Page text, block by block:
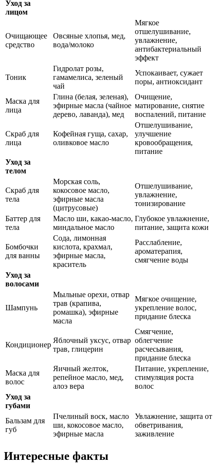
Уход за
лицом
Очищающее
средство
Овсяные хлопья, мед,
вода/молоко
Мягкое
отшелушивание,
увлажнение,
антибактериальный
эффект
Тоник
Гидролат розы,
гамамелиса, зеленый
чай
Успокаивает, сужает
поры, антиоксидант
Маска для
лица
Глина (белая, зеленая),
эфирные масла (чайное
дерево, лаванда), мед
Очищение,
матирование, снятие
воспалений, питание
Скраб для
лица
Кофейная гуща, сахар,
оливковое масло
Отшелушивание,
улучшение
кровообращения,
питание
Уход за
телом
Скраб для
тела
Морская соль,
кокосовое масло,
эфирные масла
(цитрусовые)
Отшелушивание,
увлажнение,
тонизирование
Баттер для
тела
Масло ши, какао-масло,
миндальное масло
Глубокое увлажнение,
питание, защита кожи
Бомбочки
для ванны
Сода, лимонная
кислота, крахмал,
эфирные масла,
краситель
Расслабление,
ароматерапия,
смягчение воды
Уход за
волосами
Шампунь
Мыльные орехи, отвар
трав (крапива,
ромашка), эфирные
масла
Мягкое очищение,
укрепление волос,
придание блеска
Кондиционер
Яблочный уксус, отвар
трав, глицерин
Смягчение,
облегчение
расчесывания,
придание блеска
Маска для
волос
Яичный желток,
репейное масло, мед,
алоэ вера
Питание, укрепление,
стимуляция роста
волос
Уход за
губами
Бальзам для
губ
Пчелиный воск, масло
ши, кокосовое масло,
эфирные масла
Увлажнение, защита от
обветривания,
заживление
Интересные факты